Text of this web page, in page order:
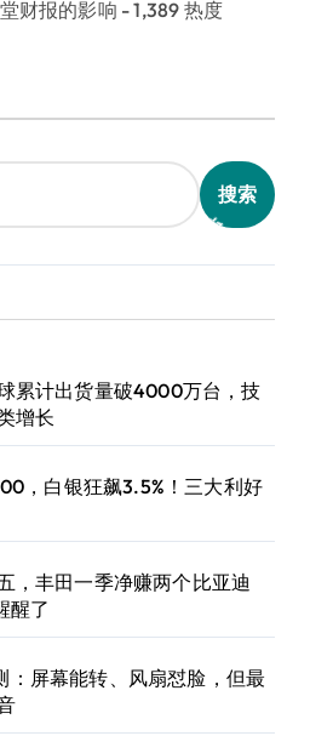
财报的影响 - 1,389 热度
搜索
累计出货量破4000万台，技
增长
，白银狂飙3.5%！三大利好
，丰田一季净赚两个比亚迪
醒了
：屏幕能转、风扇怼脸，但最